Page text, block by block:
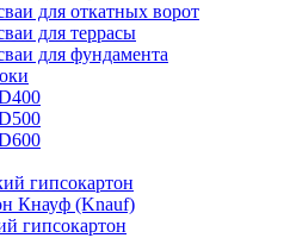
для откатных ворот
для террасы
для фундамента
гипсокартон
Кнауф (Knauf)
гипсокартон